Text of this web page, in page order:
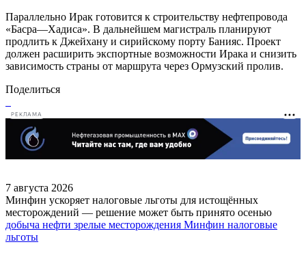
Параллельно Ирак готовится к строительству нефтепровода
«Басра—Хадиса». В дальнейшем магистраль планируют
продлить к Джейхану и сирийскому порту Банияс. Проект
должен расширить экспортные возможности Ирака и снизить
зависимость страны от маршрута через Ормузский пролив.
Поделиться
РЕКЛАМА
7 августа 2026
Минфин ускоряет налоговые льготы для истощённых
месторождений — решение может быть принято осенью
добыча нефти зрелые месторождения Минфин налоговые
льготы